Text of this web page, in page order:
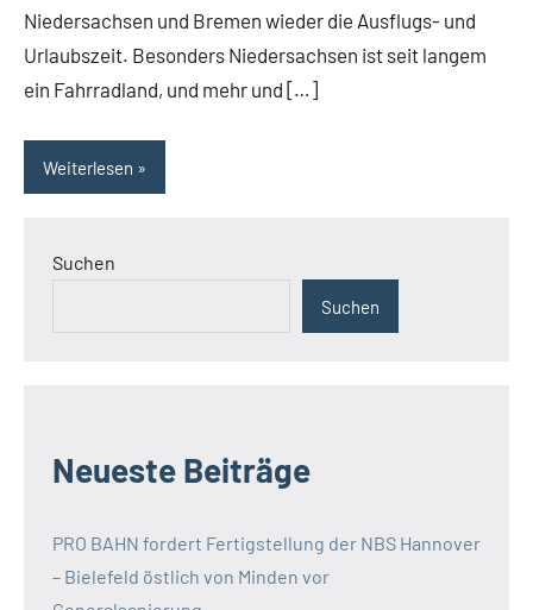
Niedersachsen und Bremen wieder die Ausflugs- und
Urlaubszeit. Besonders Niedersachsen ist seit langem
ein Fahrradland, und mehr und […]
Weiterlesen
Suchen
Suchen
Neueste Beiträge
PRO BAHN fordert Fertigstellung der NBS Hannover
– Bielefeld östlich von Minden vor